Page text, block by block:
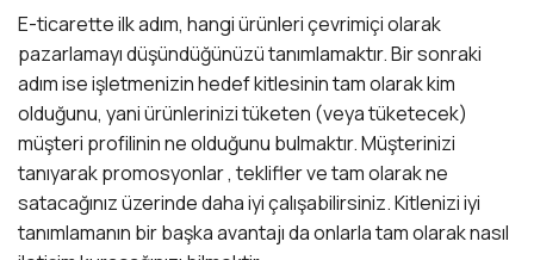
E-ticarette ilk adım, hangi ürünleri çevrimiçi olarak
pazarlamayı düşündüğünüzü tanımlamaktır. Bir sonraki
adım ise işletmenizin hedef kitlesinin tam olarak kim
olduğunu, yani ürünlerinizi tüketen (veya tüketecek)
müşteri profilinin ne olduğunu bulmaktır. Müşterinizi
tanıyarak promosyonlar , teklifler ve tam olarak ne
satacağınız üzerinde daha iyi çalışabilirsiniz. Kitlenizi iyi
tanımlamanın bir başka avantajı da onlarla tam olarak nasıl